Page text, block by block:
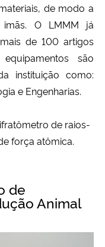
de modo a
O LMMM já
de 100 artigos
são
instituição como:
e Engenharias.
de raios-
força atômica.
de
Animal